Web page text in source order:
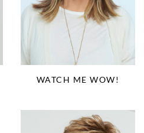
WATCH ME WOW!